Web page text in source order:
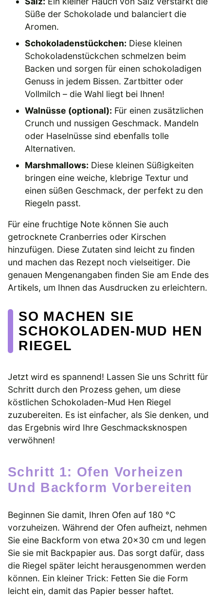
Süße der Schokolade und balanciert die
Aromen.
Schokoladenstückchen: Diese kleinen
Schokoladenstückchen schmelzen beim
Backen und sorgen für einen schokoladigen
Genuss in jedem Bissen. Zartbitter oder
Vollmilch – die Wahl liegt bei Ihnen!
Walnüsse (optional): Für einen zusätzlichen
Crunch und nussigen Geschmack. Mandeln
oder Haselnüsse sind ebenfalls tolle
Alternativen.
Marshmallows: Diese kleinen Süßigkeiten
bringen eine weiche, klebrige Textur und
einen süßen Geschmack, der perfekt zu den
Riegeln passt.
Für eine fruchtige Note können Sie auch
getrocknete Cranberries oder Kirschen
hinzufügen. Diese Zutaten sind leicht zu finden
und machen das Rezept noch vielseitiger. Die
genauen Mengenangaben finden Sie am Ende des
Artikels, um Ihnen das Ausdrucken zu erleichtern.
SO MACHEN SIE
SCHOKOLADEN-MUD HEN
RIEGEL
Jetzt wird es spannend! Lassen Sie uns Schritt für
Schritt durch den Prozess gehen, um diese
köstlichen Schokoladen-Mud Hen Riegel
zuzubereiten. Es ist einfacher, als Sie denken, und
das Ergebnis wird Ihre Geschmacksknospen
verwöhnen!
Schritt 1: Ofen Vorheizen
Und Backform Vorbereiten
Beginnen Sie damit, Ihren Ofen auf 180 °C
vorzuheizen. Während der Ofen aufheizt, nehmen
Sie eine Backform von etwa 20×30 cm und legen
Sie sie mit Backpapier aus. Das sorgt dafür, dass
die Riegel später leicht herausgenommen werden
können. Ein kleiner Trick: Fetten Sie die Form
leicht ein, damit das Papier besser haftet.